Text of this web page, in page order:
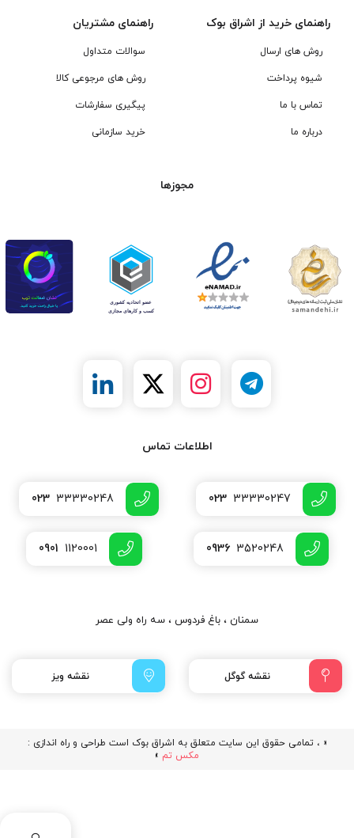
راهنمای خرید از اشراق بوک
روش های ارسال
شیوه پرداخت
تماس با ما
درباره ما
راهنمای مشتریان
سوالات متداول
روش های مرجوعی کالا
پیگیری سفارشات
خرید سازمانی
مجوزها
اطلاعات تماس
023 33330247
023 33330248
0936 3520248
0901 1120001
سمنان ، باغ فردوس ، سه راه ولی عصر
نقشه گوگل نقشه ویز
« ، تمامی حقوق این سایت متعلق به اشراق بوک است طراحی و راه اندازی :
مکس تم »